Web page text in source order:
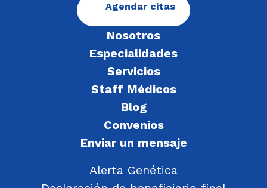
Nosotros
Especialidades
Servicios
Staff Médicos
Blog
Convenios
Enviar un mensaje
Alerta Genética
Agendar citas